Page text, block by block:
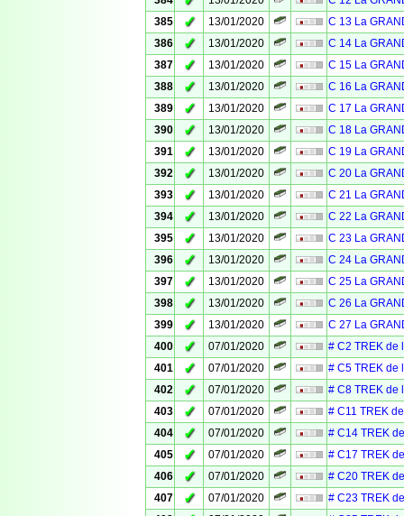
385
✓ 13/01/2020
C 13 La
386
✓ 13/01/2020
C 14 La
387
✓ 13/01/2020
C 15 La
388
✓ 13/01/2020
C 16 La
389
✓ 13/01/2020
C 17 La
390
✓ 13/01/2020
C 18 La
391
✓ 13/01/2020
C 19 La
392
✓ 13/01/2020
C 20 La
393
✓ 13/01/2020
C 21 La
394
✓ 13/01/2020
C 22 La
395
✓ 13/01/2020
C 23 La
396
✓ 13/01/2020
C 24 La
397
✓ 13/01/2020
C 25 La
398
✓ 13/01/2020
C 26 La
399
✓ 13/01/2020
C 27 La
400
✓ 07/01/2020
# C2 TREK de
401
✓ 07/01/2020
# C5 TREK de
402
✓ 07/01/2020
# C8 TREK de
403
✓ 07/01/2020
# C11 TREK
404
✓ 07/01/2020
# C14 TREK
405
✓ 07/01/2020
# C17 TREK
406
✓ 07/01/2020
# C20 TREK
407
✓ 07/01/2020
# C23 TREK